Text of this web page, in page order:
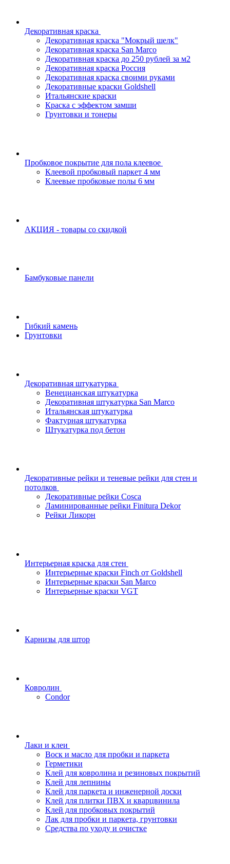
Декоративная краска
Декоративная краска "Мокрый шелк"
Декоративная краска San Marco
Декоративная краска до 250 рублей за м2
Декоративная краска Россия
Декоративная краска своими руками
Декоративные краски Goldshell
Итальянские краски
Краска с эффектом замши
Грунтовки и тонеры
Пробковое покрытие для пола клеевое
Клеевой пробковый паркет 4 мм
Клеевые пробковые полы 6 мм
АКЦИЯ - товары со скидкой
Бамбуковые панели
Гибкий камень
Грунтовки
Декоративная штукатурка
Венецианская штукатурка
Декоративная штукатурка San Marco
Итальянская штукатурка
Фактурная штукатурка
Штукатурка под бетон
Декоративные рейки и теневые рейки для стен и
потолков
Декоративные рейки Cosca
Ламинированные рейки Finitura Dekor
Рейки Ликорн
Интерьерная краска для стен
Интерьерные краски Finch от Goldshell
Интерьерные краски San Marco
Интерьерные краски VGT
Карнизы для штор
Ковролин
Condor
Лаки и клеи
Воск и масло для пробки и паркета
Герметики
Клей для ковролина и резиновых покрытий
Клей для лепнины
Клей для паркета и инженерной доски
Клей для плитки ПВХ и кварцвинила
Клей для пробковых покрытий
Лак для пробки и паркета, грунтовки
Средства по уходу и очистке